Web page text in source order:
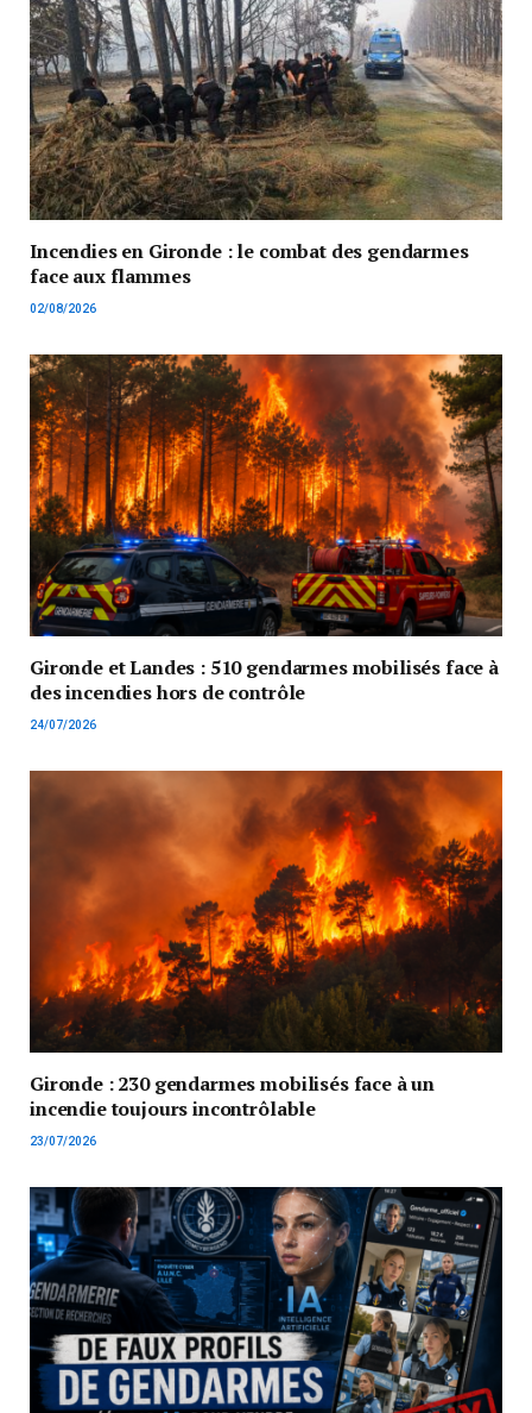
Incendies en Gironde : le combat des gendarmes
face aux flammes
02/08/2026
Gironde et Landes : 510 gendarmes mobilisés face à
des incendies hors de contrôle
24/07/2026
Gironde : 230 gendarmes mobilisés face à un
incendie toujours incontrôlable
23/07/2026